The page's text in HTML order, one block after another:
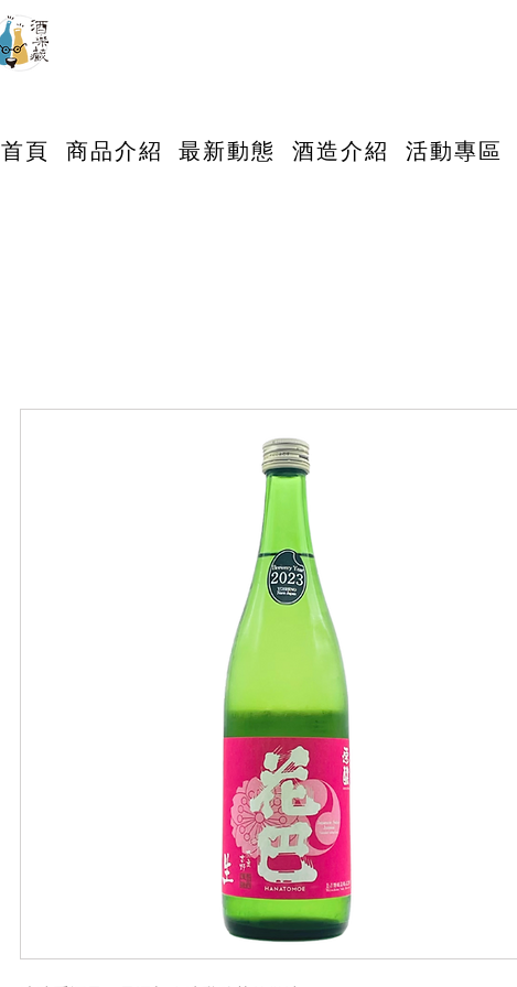
首頁 商品介紹 最新動態 酒造介紹 活動專區